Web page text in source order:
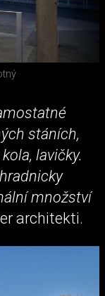
stáních,
lavičky.
množství
architekti.